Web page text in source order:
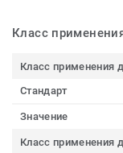
Класс
Класс применения
Стандарт
Значение
Класс